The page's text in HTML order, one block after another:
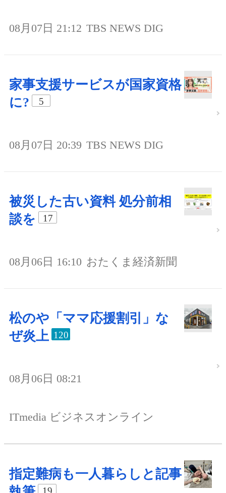
08月07日 21:12 TBS NEWS DIG
家事支援サービスが国家資格
に?
5
08月07日 20:39 TBS NEWS DIG
被災した古い資料 処分前相
談を
17
08月06日 16:10 おたくま経済新聞
松のや「ママ応援割引」な
ぜ炎上 120
08月06日 08:21
ITmedia ビジネスオンライン
指定難病も一人暮らしと記事
19